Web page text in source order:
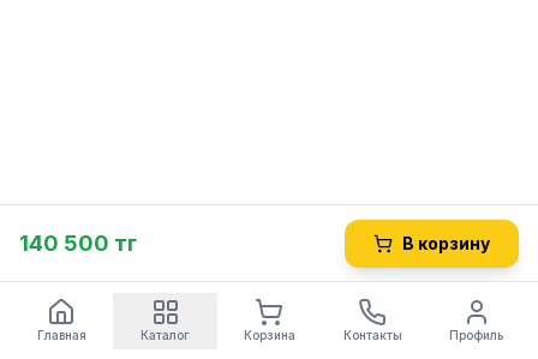
140 500 тг В корзину
Главная Каталог Корзина Контакты Профиль